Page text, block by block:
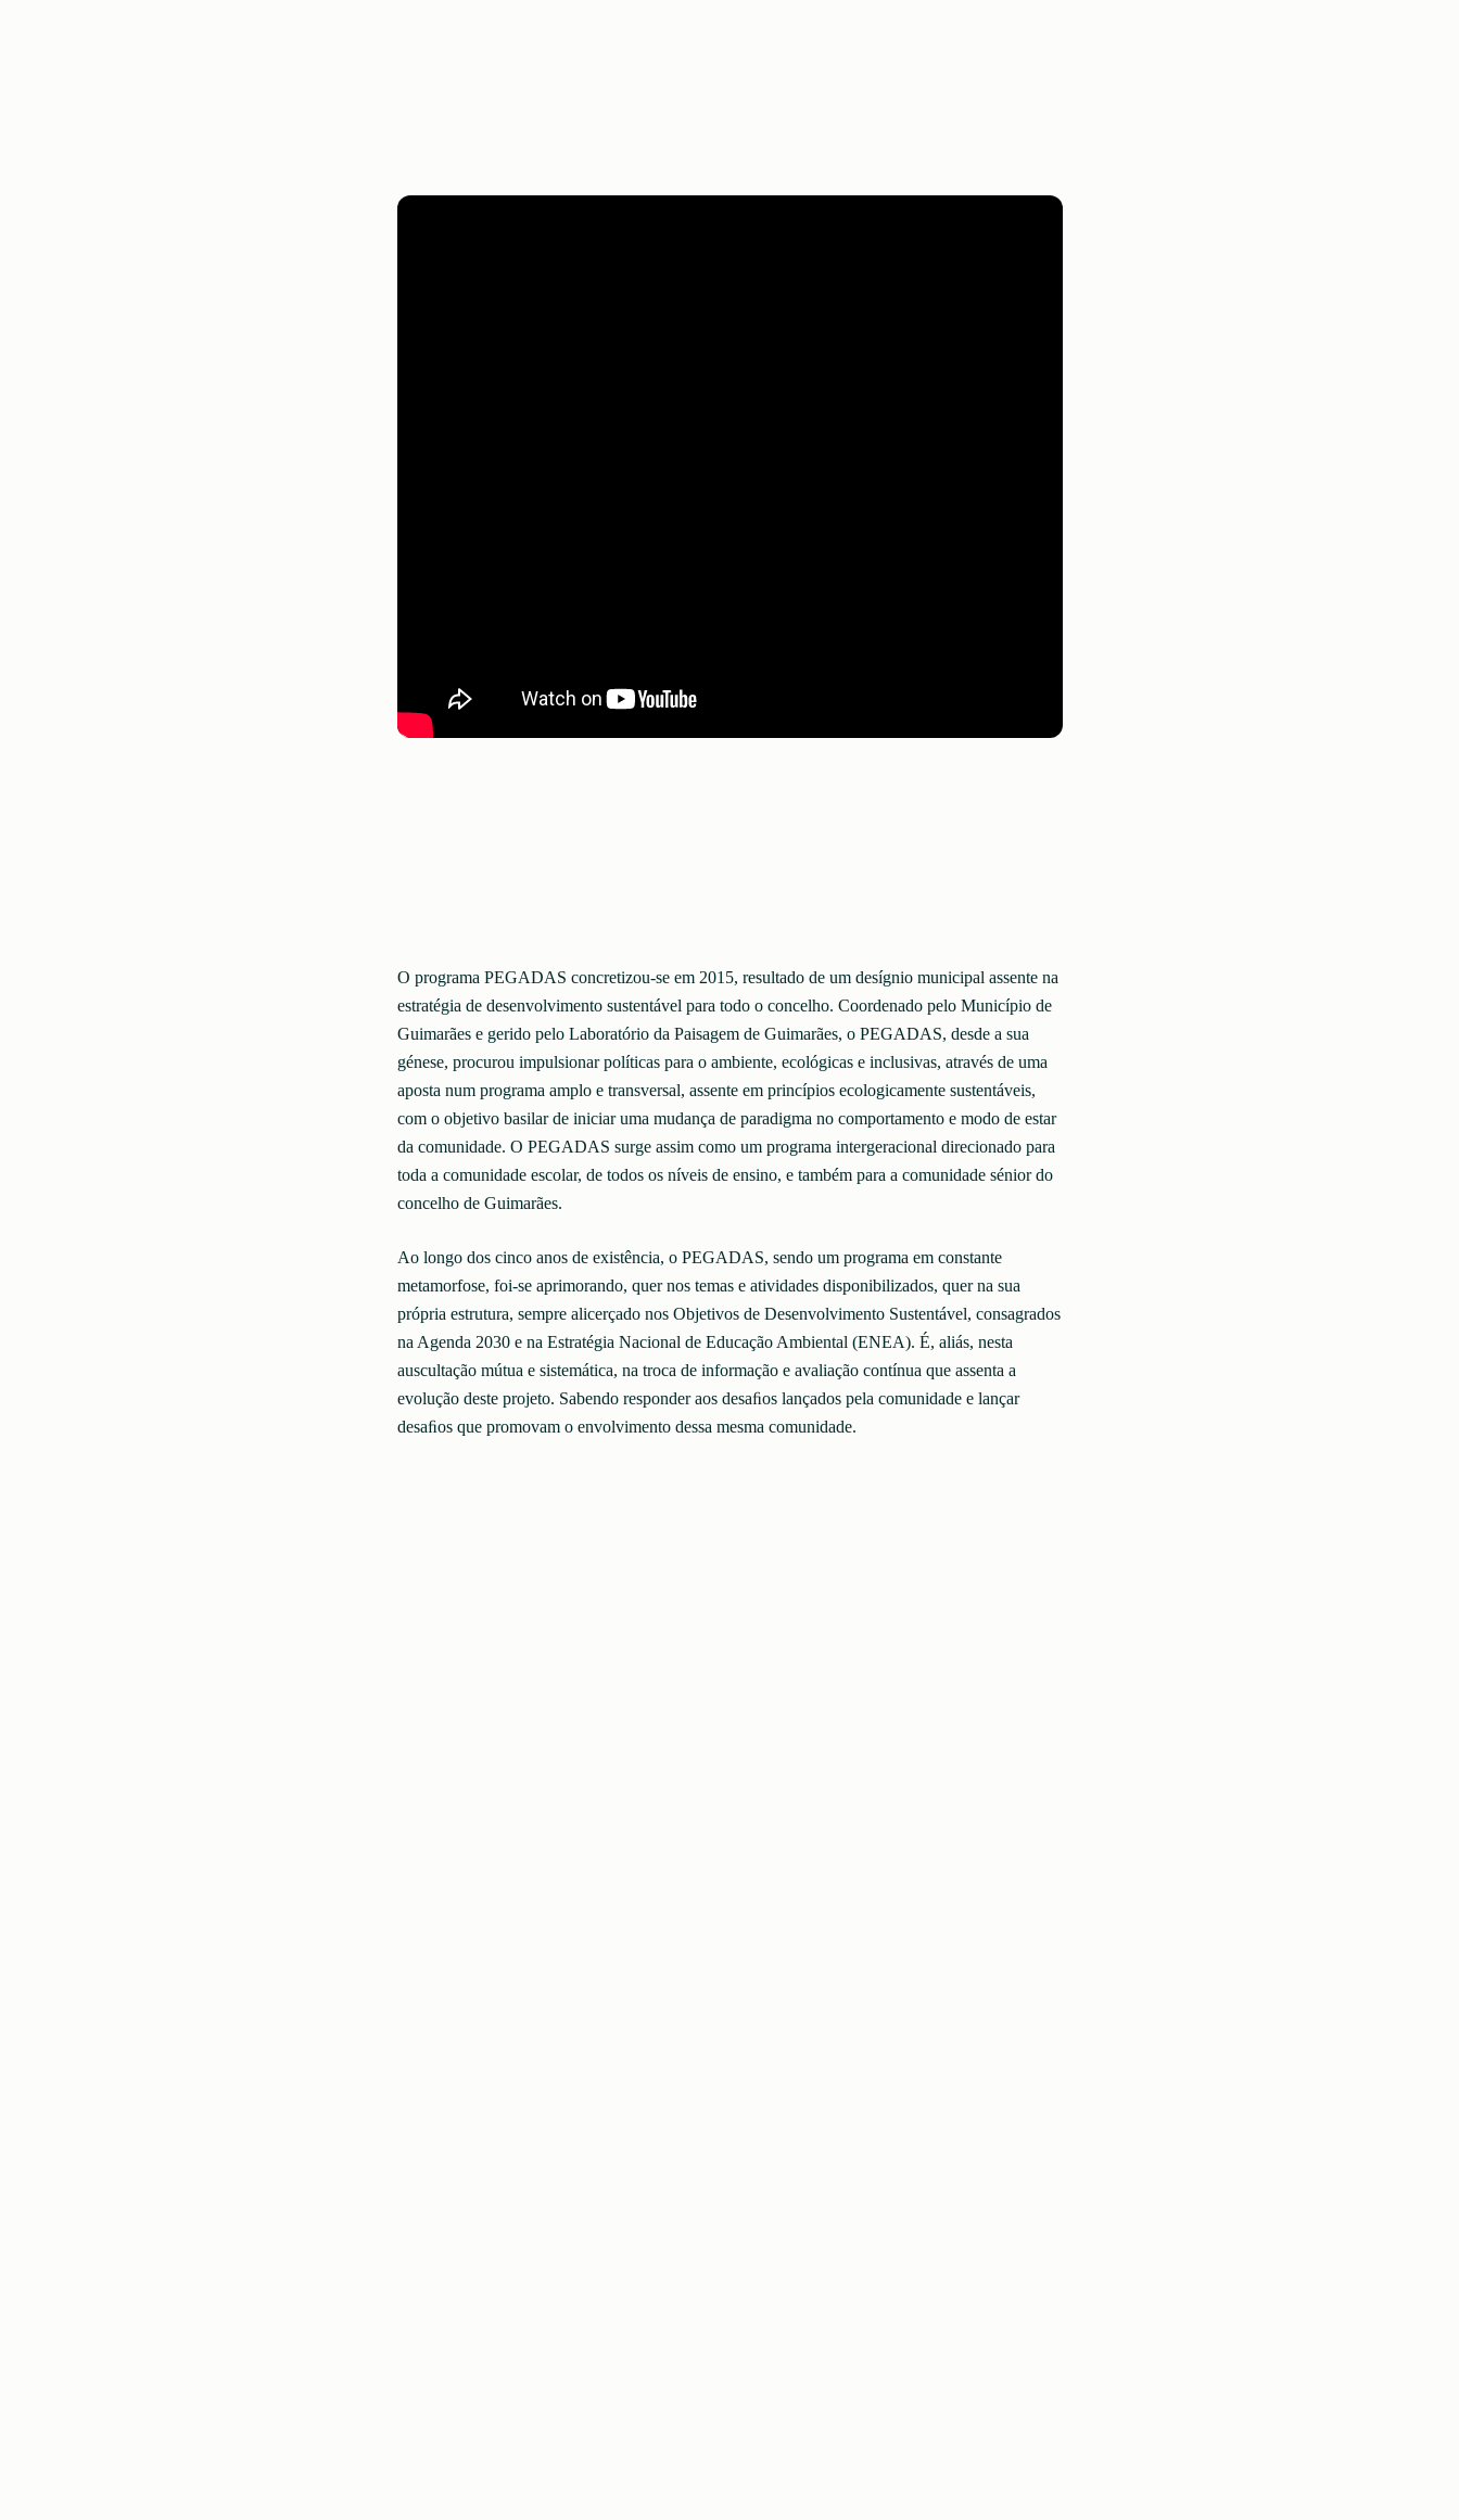
O programa PEGADAS concretizou-se em 2015, resultado de um desígnio municipal assente na
estratégia de desenvolvimento sustentável para todo o concelho. Coordenado pelo Município de
Guimarães e gerido pelo Laboratório da Paisagem de Guimarães, o PEGADAS, desde a sua
génese, procurou impulsionar políticas para o ambiente, ecológicas e inclusivas, através de uma
aposta num programa amplo e transversal, assente em princípios ecologicamente sustentáveis,
com o objetivo basilar de iniciar uma mudança de paradigma no comportamento e modo de estar
da comunidade. O PEGADAS surge assim como um programa intergeracional direcionado para
toda a comunidade escolar, de todos os níveis de ensino, e também para a comunidade sénior do
concelho de Guimarães.
Ao longo dos cinco anos de existência, o PEGADAS, sendo um programa em constante
metamorfose, foi-se aprimorando, quer nos temas e atividades disponibilizados, quer na sua
própria estrutura, sempre alicerçado nos Objetivos de Desenvolvimento Sustentável, consagrados
na Agenda 2030 e na Estratégia Nacional de Educação Ambiental (ENEA). É, aliás, nesta
auscultação mútua e sistemática, na troca de informação e avaliação contínua que assenta a
evolução deste projeto. Sabendo responder aos desaﬁos lançados pela comunidade e lançar
desaﬁos que promovam o envolvimento dessa mesma comunidade.